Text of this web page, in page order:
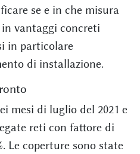
se e in che misura
vantaggi concreti
in particolare
di installazione.
mesi di luglio del 2021 e
reti con fattore di
Le coperture sono state